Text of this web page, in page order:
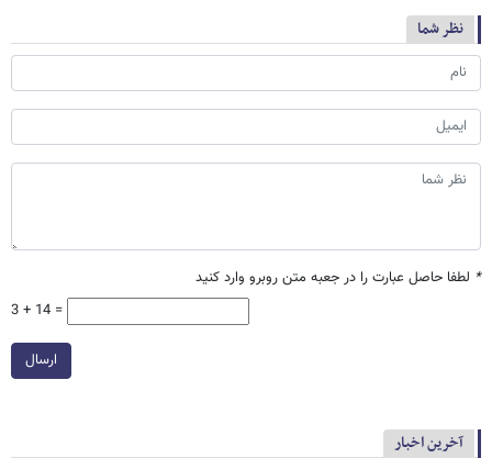
نظر شما
* لطفا حاصل عبارت را در جعبه متن روبرو وارد کنید
3 + 14 =
ارسال
آخرین اخبار